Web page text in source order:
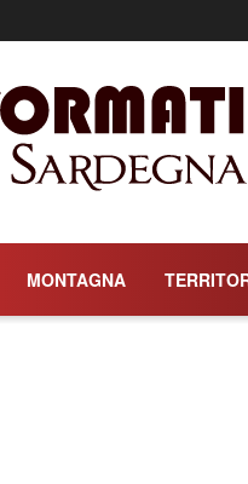
MONTAGNA